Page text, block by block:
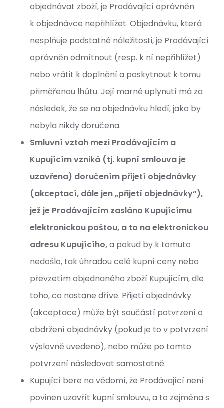
objednávat zboží, je Prodávající oprávněn
k objednávce nepřihlížet. Objednávku, která
nesplňuje podstatné náležitosti, je Prodávající
oprávněn odmítnout (resp. k ní nepřihlížet)
nebo vrátit k doplnění a poskytnout k tomu
přiměřenou lhůtu. Její marné uplynutí má za
následek, že se na objednávku hledí, jako by
nebyla nikdy doručena.
Smluvní vztah mezi Prodávajícím a
Kupujícím vzniká (tj. kupní smlouva je
uzavřena) doručením přijetí objednávky
(akceptací, dále jen „přijetí objednávky“),
jež je Prodávajícím zasláno Kupujícímu
elektronickou poštou, a to na elektronickou
adresu Kupujícího,a pokud by k tomuto
nedošlo, tak úhradou celé kupní ceny nebo
převzetím objednaného zboží Kupujícím, dle
toho, co nastane dříve. Přijetí objednávky
(akceptace) může být součástí potvrzení o
obdržení objednávky (pokud je to v potvrzení
výslovně uvedeno), nebo může po tomto
potvrzení následovat samostatně.
Kupující bere na vědomí, že Prodávající není
povinen uzavřít kupní smlouvu, a to zejména s